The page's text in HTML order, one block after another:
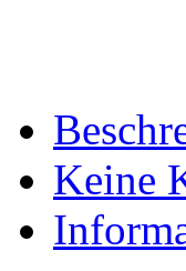
Keine